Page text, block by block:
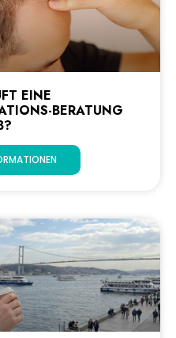
EINE
BERATUNG